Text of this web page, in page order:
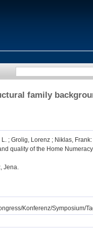
family
L. ; Grolig, Lorenz ; Niklas, Frank:
quality of the Home
Jena.
Konferenz/Symposium/